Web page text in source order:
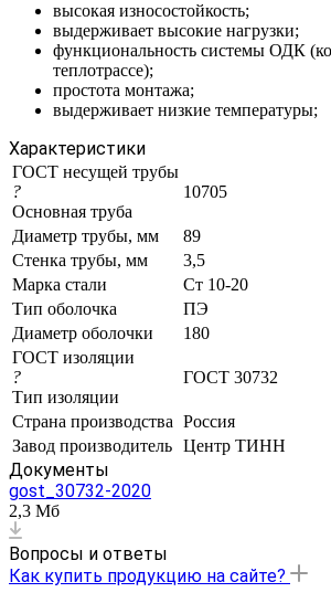
высокая износостойкость;
выдерживает высокие нагрузки;
функциональность системы ОДК
теплотрассе);
простота монтажа;
выдерживает низкие температуры;
Характеристики
ГОСТ несущей трубы
?
Основная труба
10705
Диаметр трубы, мм
89
Стенка трубы, мм
3,5
Марка стали
Ст 10-20
Тип оболочка
ПЭ
Диаметр оболочки
180
ГОСТ изоляции
?
Тип изоляции
ГОСТ 30732
Страна производства Россия
Завод производитель Центр ТИНН
Документы
gost_30732-2020
2,3 Мб
Вопросы и ответы
Как купить продукцию на сайте?